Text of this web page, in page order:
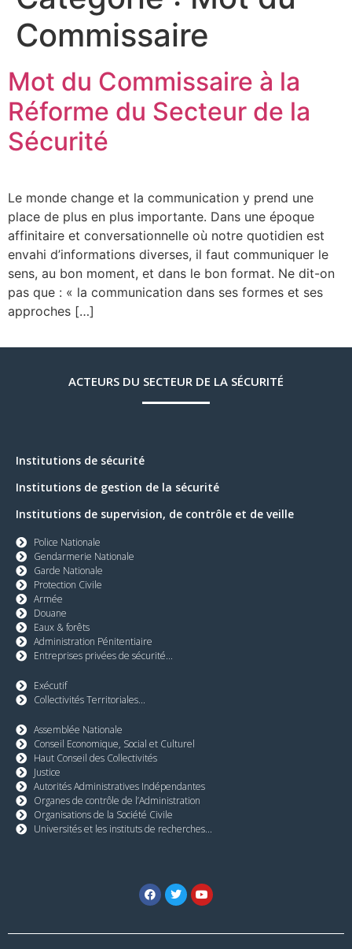
Commissaire
Mot du Commissaire à la
Réforme du Secteur de la
Sécurité
Le monde change et la communication y prend une
place de plus en plus importante. Dans une époque
affinitaire et conversationnelle où notre quotidien est
envahi d’informations diverses, il faut communiquer le
sens, au bon moment, et dans le bon format. Ne dit-on
pas que : « la communication dans ses formes et ses
approches […]
ACTEURS DU SECTEUR DE LA SÉCURITÉ
Institutions de sécurité
Institutions de gestion de la sécurité
Institutions de supervision, de contrôle et de veille
Police Nationale
Gendarmerie Nationale
Garde Nationale
Protection Civile
Armée
Douane
Eaux & forêts
Administration Pénitentiaire
Entreprises privées de sécurité...
Exécutif
Collectivités Territoriales...
Assemblée Nationale
Conseil Economique, Social et Culturel
Haut Conseil des Collectivités
Justice
Autorités Administratives Indépendantes
Organes de contrôle de l’Administration
Organisations de la Société Civile
Universités et les instituts de recherches...